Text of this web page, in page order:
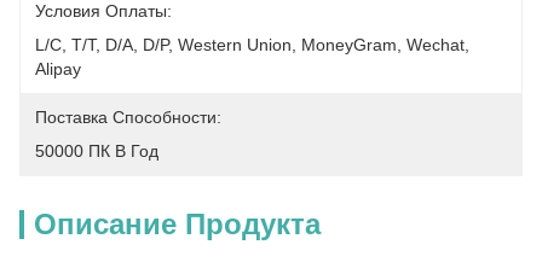
Условия Оплаты:
L/C, T/T, D/A, D/P, Western Union, MoneyGram, Wechat,
Alipay
Поставка Способности:
50000 ПК В Год
Описание Продукта